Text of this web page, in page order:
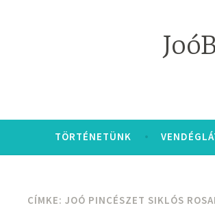
TÖRTÉNETÜNK
CÍMKE: JOÓ PINCÉSZET SIKLÓS